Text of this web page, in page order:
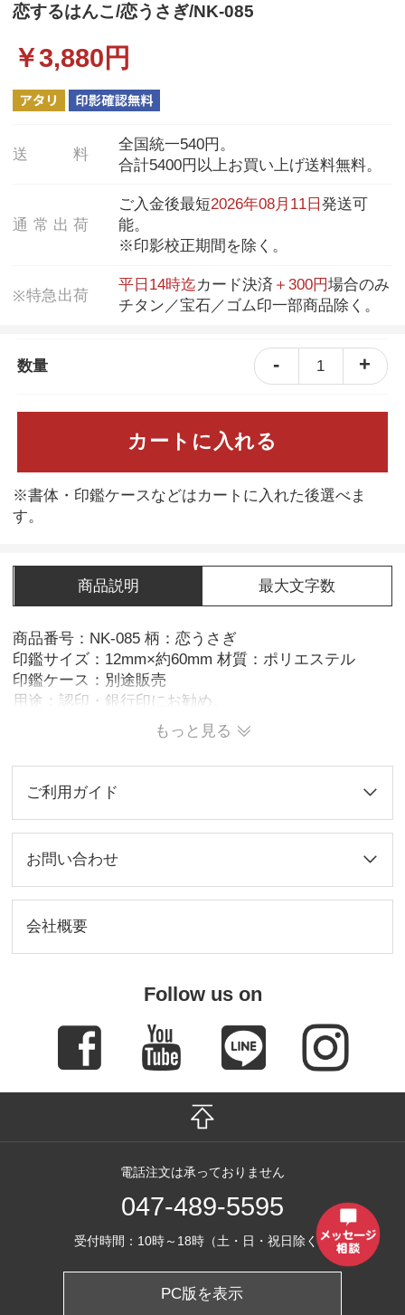
恋するはんこ/恋うさぎ/NK-085
￥3,880 円
送 料
全国統一540円。
合計5400円以上お買い上げ送料無料。
通 常 出 荷
ご入金後最短2026年08月11日発送可
能。
※印影校正期間を除く。
※特急出荷
平日14時迄カード決済 ＋300円場合のみ
チタン／宝石／ゴム印一部商品除く。
数量 - 1 +
カートに入れる
※書体・印鑑ケースなどはカートに入れた後選べま
す。
商品説明 最大文字数
商品番号：NK-085 柄：恋うさぎ
印鑑サイズ：12mm×約60mm 材質：ポリエステル
印鑑ケース：別途販売
用途：認印・銀行印にお勧め。
もっと見る
ご利用ガイド
お問い合わせ
会社概要
Follow us on
電話注文は承っておりません
047-489-5595
受付時間：10時～18時（土・日・祝日除く）
PC版を表示